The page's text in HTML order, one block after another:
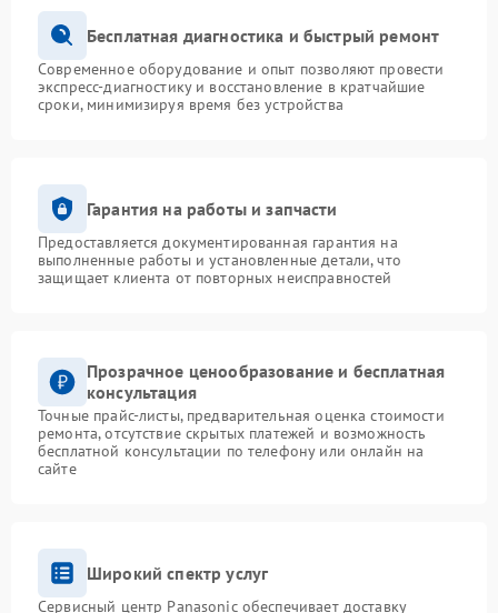
Бесплатная диагностика и быстрый ремонт
Современное оборудование и опыт позволяют провести
экспресс-диагностику и восстановление в кратчайшие
сроки, минимизируя время без устройства
Гарантия на работы и запчасти
Предоставляется документированная гарантия на
выполненные работы и установленные детали, что
защищает клиента от повторных неисправностей
Прозрачное ценообразование и бесплатная
консультация
Точные прайс-листы, предварительная оценка стоимости
ремонта, отсутствие скрытых платежей и возможность
бесплатной консультации по телефону или онлайн на
сайте
Широкий спектр услуг
Сервисный центр Panasonic обеспечивает доставку